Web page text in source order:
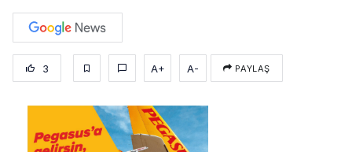
3 A+ A- PAYLAŞ